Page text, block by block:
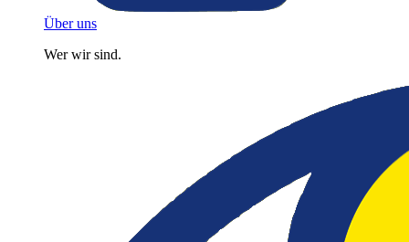
Über uns
Wer wir sind.